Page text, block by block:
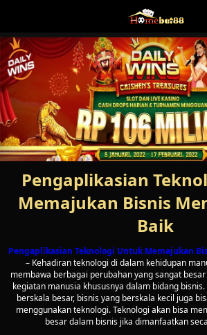
Pengaplikasian
Memajukan Bisnis
Baik
Pengaplikasian Teknologi Untuk Memajukan
– Kehadiran teknologi di dalam kehidupan
membawa berbagai perubahan yang sangat
kegiatan manusia khususnya dalam bidang
berskala besar, bisnis yang berskala kecil juga
menggunakan teknologi. Teknologi akan bisa
besar dalam bisnis jika dimanfaatkan